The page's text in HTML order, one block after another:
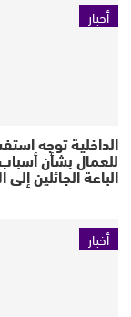
أخبار
الداخلية توجه
للعمال بشأن
الباعة الجائلين
أخبار